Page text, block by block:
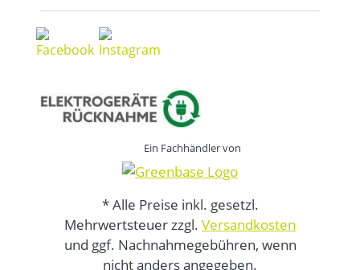
Ein Fachhändler von
* Alle Preise inkl. gesetzl.
Mehrwertsteuer zzgl. Versandkosten
und ggf. Nachnahmegebühren, wenn
nicht anders angegeben.